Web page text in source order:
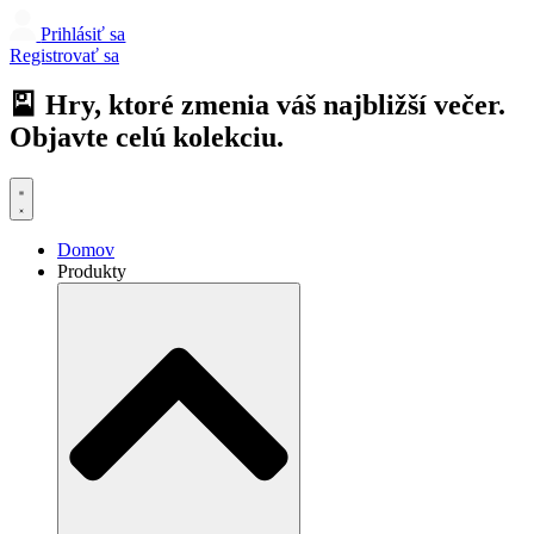
Prihlásiť sa
Registrovať sa
🎴 Hry, ktoré zmenia váš najbližší večer.
Objavte celú kolekciu.
Domov
Produkty